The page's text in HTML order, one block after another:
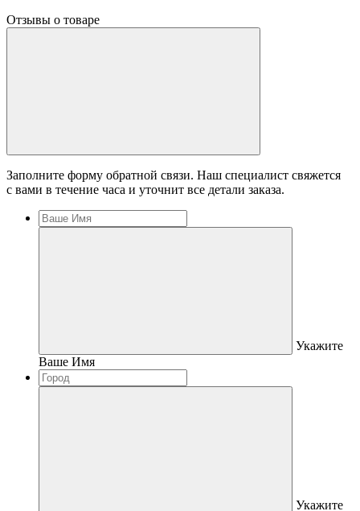
Отзывы о товаре
Заполните форму обратной связи. Наш специалист свяжется
с вами в течение часа и уточнит все детали заказа.
Укажите
Ваше Имя
Укажите